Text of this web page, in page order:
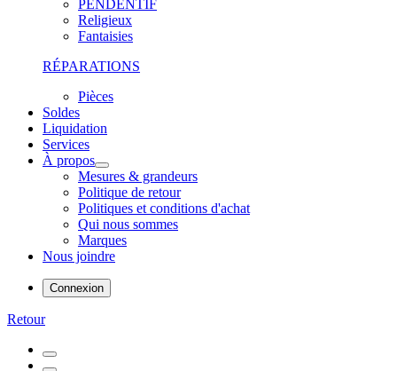
PENDENTIF
Religieux
Fantaisies
RÉPARATIONS
Pièces
Soldes
Liquidation
Services
À propos
Mesures & grandeurs
Politique de retour
Politiques et conditions d'achat
Qui nous sommes
Marques
Nous joindre
Connexion
Retour